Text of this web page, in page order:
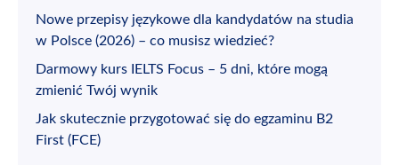
Nowe przepisy językowe dla kandydatów na studia
w Polsce (2026) – co musisz wiedzieć?
Darmowy kurs IELTS Focus – 5 dni, które mogą
zmienić Twój wynik
Jak skutecznie przygotować się do egzaminu B2
First (FCE)